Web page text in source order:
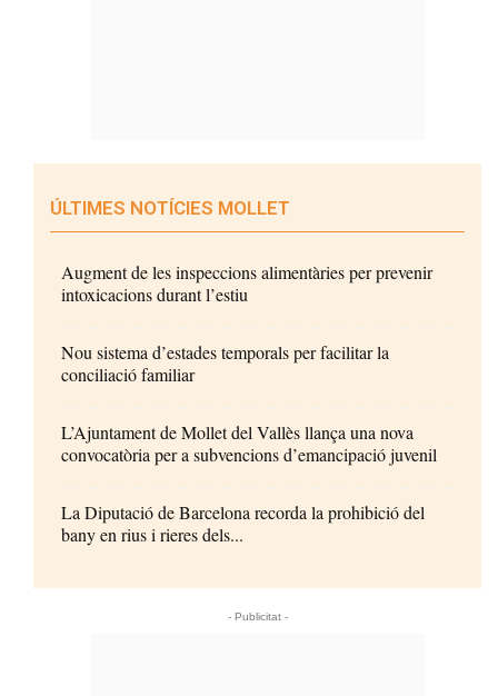
ÚLTIMES NOTÍCIES MOLLET
Augment de les inspeccions alimentàries per prevenir
intoxicacions durant l’estiu
Nou sistema d’estades temporals per facilitar la
conciliació familiar
L’Ajuntament de Mollet del Vallès llança una nova
convocatòria per a subvencions d’emancipació juvenil
La Diputació de Barcelona recorda la prohibició del
bany en rius i rieres dels...
- Publicitat -